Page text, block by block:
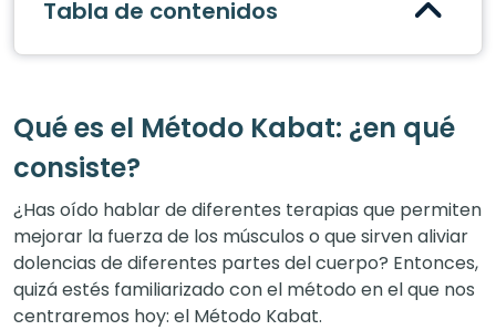
Tabla de contenidos
Qué es el Método Kabat: ¿en qué
consiste?
¿Has oído hablar de diferentes terapias que permiten
mejorar la fuerza de los músculos o que sirven aliviar
dolencias de diferentes partes del cuerpo? Entonces,
quizá estés familiarizado con el método en el que nos
centraremos hoy: el Método Kabat.